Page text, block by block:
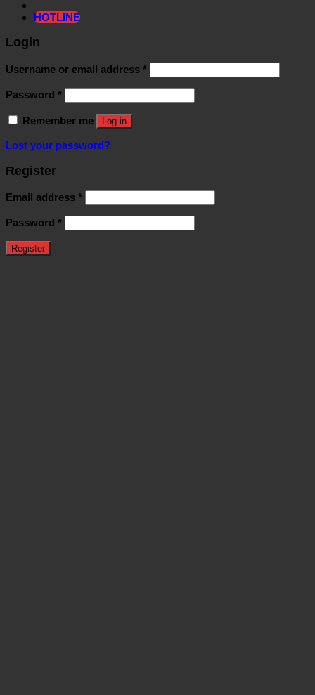
HOTLINE
Login
Username or email address *
Password *
Remember me Log in
Lost your password?
Register
Email address *
Password *
Register